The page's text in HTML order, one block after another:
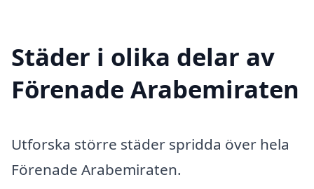
Städer i olika delar av
Förenade Arabemiraten
Utforska större städer spridda över hela
Förenade Arabemiraten.